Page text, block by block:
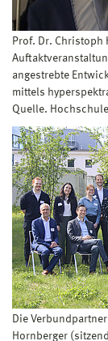
Prof. Dr. Christoph
angestrebte
mittels
Quelle.
Die
Hornberger